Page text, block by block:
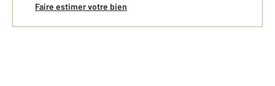
Faire estimer votre bien